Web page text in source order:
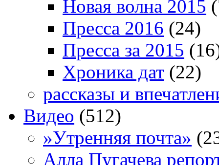
Новая волна 2015
Пресса 2016 (24)
Пресса за 2015
Хроника дат (22)
рассказы и
Видео (512)
»Утренняя почта»
Алла Пугачева